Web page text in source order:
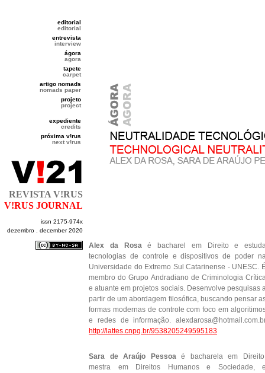
editorial
editorial
entrevista
interview
ágora
agora
tapete
carpet
artigo nomads
nomads paper
projeto
project
expediente
credits
próxima v!rus
next v!rus
REVISTA V!RUS
V!RUS JOURNAL
issn 2175-974x
dezembro . december 2020
Alex da Rosaé bacharel em Direito e
tecnologias de controle e dispositivos de poder
Universidade do Extremo Sul Catarinense - UNESC.
membro do Grupo Andradiano de Criminologia
e atuante em projetos sociais. Desenvolve pesquisas
partir de um abordagem filosófica, buscando pensar
formas modernas de controle com foco em
e redes de informação.
http://lattes.cnpq.br/9538205249595183
Sara de Araújo Pessoaé bacharela em
mestra em Direitos Humanos e Sociedade,